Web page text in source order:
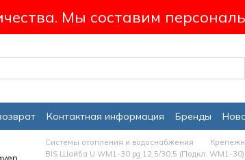
Мы составим
Контактная информация Бренды
Системы отопления и водоснабжения
BIS Шайба U WM1-30 pg 12.5/30,5 (Подкл. WM1-30)